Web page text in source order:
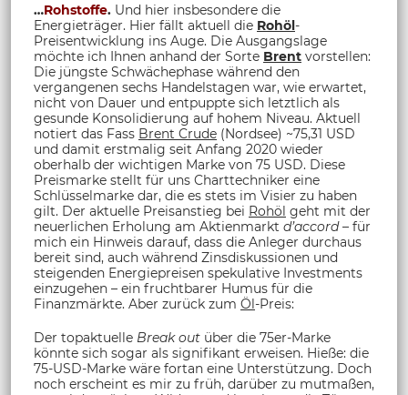
…Rohstoffe. Und hier insbesondere die
Energieträger. Hier fällt aktuell die Rohöl-
Preisentwicklung ins Auge. Die Ausgangslage
möchte ich Ihnen anhand der Sorte Brent vorstellen:
Die jüngste Schwächephase während den
vergangenen sechs Handelstagen war, wie erwartet,
nicht von Dauer und entpuppte sich letztlich als
gesunde Konsolidierung auf hohem Niveau. Aktuell
notiert das Fass Brent Crude (Nordsee) ~75,31 USD
und damit erstmalig seit Anfang 2020 wieder
oberhalb der wichtigen Marke von 75 USD. Diese
Preismarke stellt für uns Charttechniker eine
Schlüsselmarke dar, die es stets im Visier zu haben
gilt. Der aktuelle Preisanstieg bei Rohöl geht mit der
neuerlichen Erholung am Aktienmarkt d’accord– für
mich ein Hinweis darauf, dass die Anleger durchaus
bereit sind, auch während Zinsdiskussionen und
steigenden Energiepreisen spekulative Investments
einzugehen – ein fruchtbarer Humus für die
Finanzmärkte. Aber zurück zum Öl-Preis:
Der topaktuelle Break out über die 75er-Marke
könnte sich sogar als signifikant erweisen. Hieße: die
75-USD-Marke wäre fortan eine Unterstützung. Doch
noch erscheint es mir zu früh, darüber zu mutmaßen,